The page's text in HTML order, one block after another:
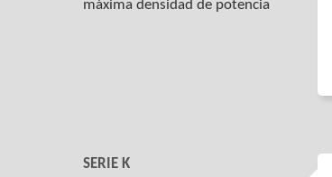
máxima densidad de potencia
SERIE K